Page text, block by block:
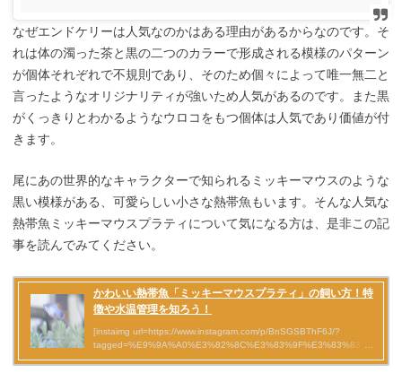
なぜエンドケリーは人気なのかはある理由があるからなのです。そ
れは体の濁った茶と黒の二つのカラーで形成される模様のパターン
が個体それぞれで不規則であり、そのため個々によって唯一無二と
言ったようなオリジナリティが強いため人気があるのです。また黒
がくっきりとわかるようなウロコをもつ個体は人気であり価値が付
きます。
尾にあの世界的なキャラクターで知られるミッキーマウスのような
黒い模様がある、可愛らしい小さな熱帯魚もいます。そんな人気な
熱帯魚ミッキーマウスプラティについて気になる方は、是非この記
事を読んでみてください。